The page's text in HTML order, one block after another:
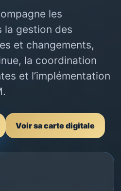
les
la gestion des
et changements,
la coordination
et l’implémentation
Voir sa carte digitale